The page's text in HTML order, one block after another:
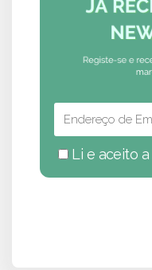
Li e aceito a